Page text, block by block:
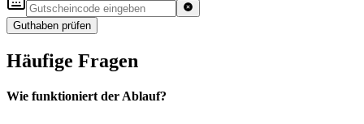
Guthaben prüfen
Häufige Fragen
Wie funktioniert der Ablauf?